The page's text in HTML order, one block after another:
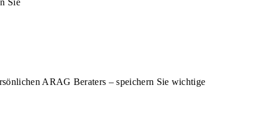
Sie
ARAG Beraters – speichern Sie wichtige